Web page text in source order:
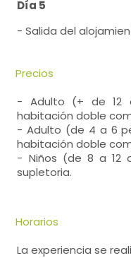
Día 5
- Salida del
Precios
- Adulto (+ de 12
habitación doble
- Adulto (de 4 a 6
habitación doble
- Niños (de 8 a 12
supletoria.
Horarios
La experiencia se